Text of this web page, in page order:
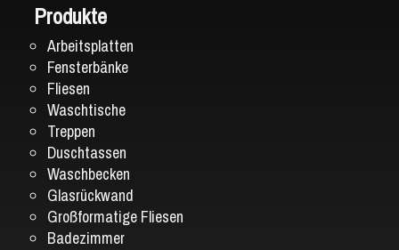
Produkte
Arbeitsplatten
Fensterbänke
Fliesen
Waschtische
Treppen
Duschtassen
Waschbecken
Glasrückwand
Großformatige Fliesen
Badezimmer